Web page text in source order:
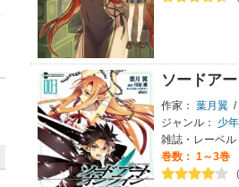
ソードア
作家： 葉月翼 /
ジャンル：
少
雑誌・レーベル
巻数： 1～3巻